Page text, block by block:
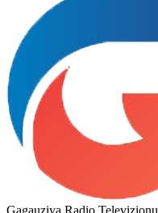
Gagauziya Radio Televizionu